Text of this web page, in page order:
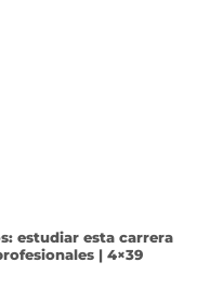
estudiar esta carrera
| 4×39